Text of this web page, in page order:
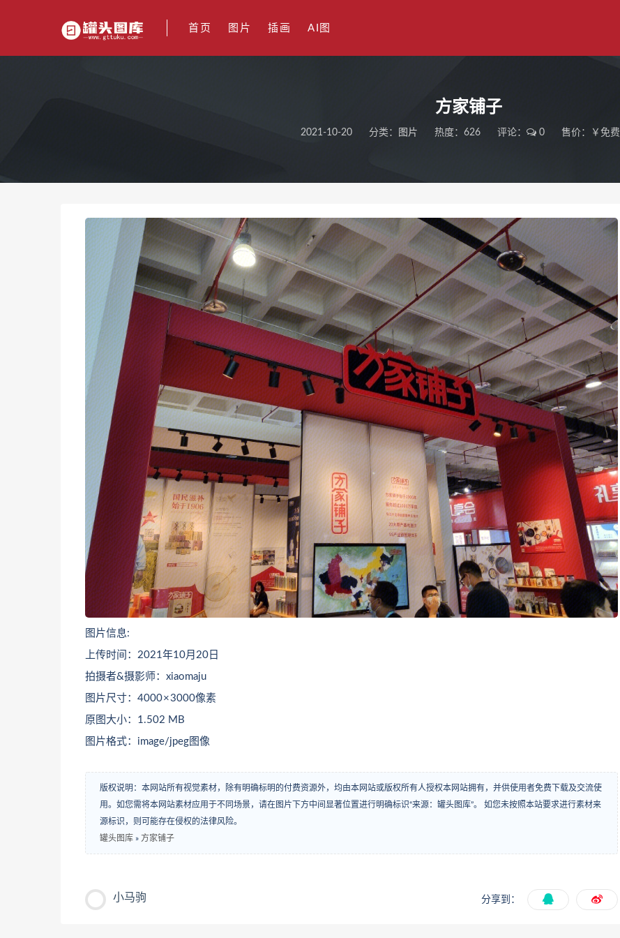
首页 图片 插画 AI图
方家铺子
2021-10-20 分类： 图片 热度：626 评论： 0 售价：￥免费
图片信息:
上传时间：2021年10月20日
拍摄者&摄影师：xiaomaju
图片尺寸：4000 × 3000像素
原图大小：1.502 MB
图片格式：image/jpeg图像
版权说明：本网站所有视觉素材，除有明确标明的付费资源外，均由本网站或版权所有人授权本网站拥有，并供使用者免费下载及交流使
用。如您需将本网站素材应用于不同场景，请在图片下方中间显著位置进行明确标识“来源：罐头图库”。 如您未按照本站要求进行素材来
源标识，则可能存在侵权的法律风险。
罐头图库 » 方家铺子
小马驹 分享到：